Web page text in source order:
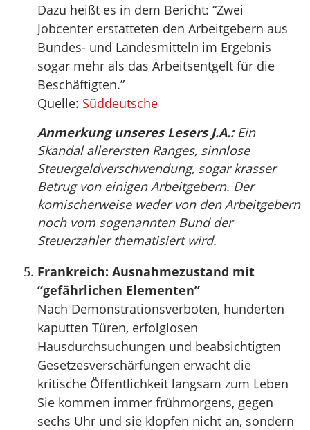
Dazu heißt es in dem Bericht: “Zwei
Jobcenter erstatteten den Arbeitgebern aus
Bundes- und Landesmitteln im Ergebnis
sogar mehr als das Arbeitsentgelt für die
Beschäftigten.”
Quelle: Süddeutsche
Anmerkung unseres Lesers J.A.:Ein
Skandal allerersten Ranges, sinnlose
Steuergeldverschwendung, sogar krasser
Betrug von einigen Arbeitgebern. Der
komischerweise weder von den Arbeitgebern
noch vom sogenannten Bund der
Steuerzahler thematisiert wird.
Frankreich: Ausnahmezustand mit
“gefährlichen Elementen”
Nach Demonstrationsverboten, hunderten
kaputten Türen, erfolglosen
Hausdurchsuchungen und beabsichtigten
Gesetzesverschärfungen erwacht die
kritische Öffentlichkeit langsam zum Leben
Sie kommen immer frühmorgens, gegen
sechs Uhr und sie klopfen nicht an, sondern